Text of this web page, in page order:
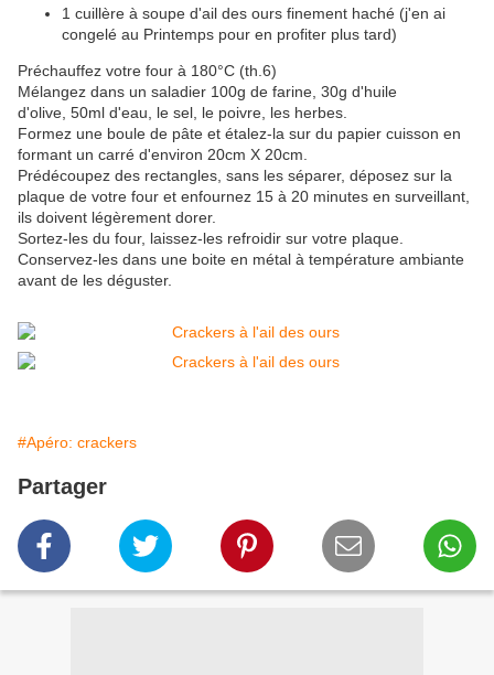
1 cuillère à soupe d'ail des ours finement haché (j'en ai
congelé au Printemps pour en profiter plus tard)
Préchauffez votre four à 180°C (th.6)
Mélangez dans un saladier 100g de farine, 30g d'huile
d'olive, 50ml d'eau, le sel, le poivre, les herbes.
Formez une boule de pâte et étalez-la sur du papier cuisson en
formant un carré d'environ 20cm X 20cm.
Prédécoupez des rectangles, sans les séparer, déposez sur la
plaque de votre four et enfournez 15 à 20 minutes en surveillant,
ils doivent légèrement dorer.
Sortez-les du four, laissez-les refroidir sur votre plaque.
Conservez-les dans une boite en métal à température ambiante
avant de les déguster.
#Apéro: crackers
Partager